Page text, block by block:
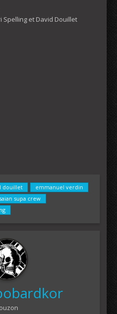
Spelling et David Douillet
douillet
emmanuel verdin
saian supa crew